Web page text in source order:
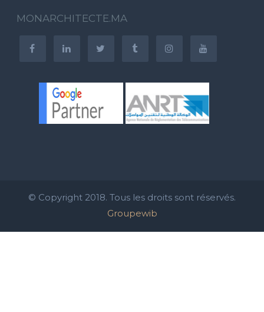
MONARCHITECTE.MA
© Copyright 2018. Tous les droits sont réservés.
Groupewib